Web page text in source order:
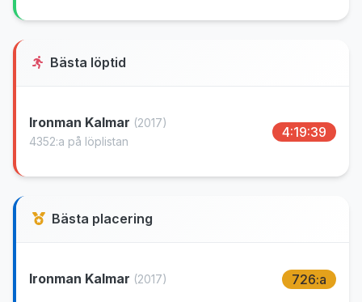
Bästa löptid
Ironman Kalmar (2017)
4352:a på löplistan
4:19:39
Bästa placering
Ironman Kalmar (2017) 726:a